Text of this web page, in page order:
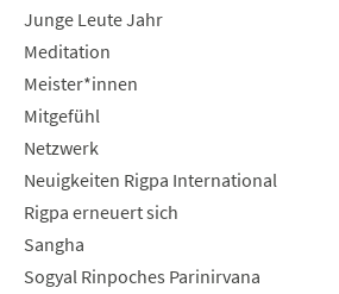
Junge Leute Jahr
Meditation
Meister*innen
Mitgefühl
Netzwerk
Neuigkeiten Rigpa International
Rigpa erneuert sich
Sangha
Sogyal Rinpoches Parinirvana